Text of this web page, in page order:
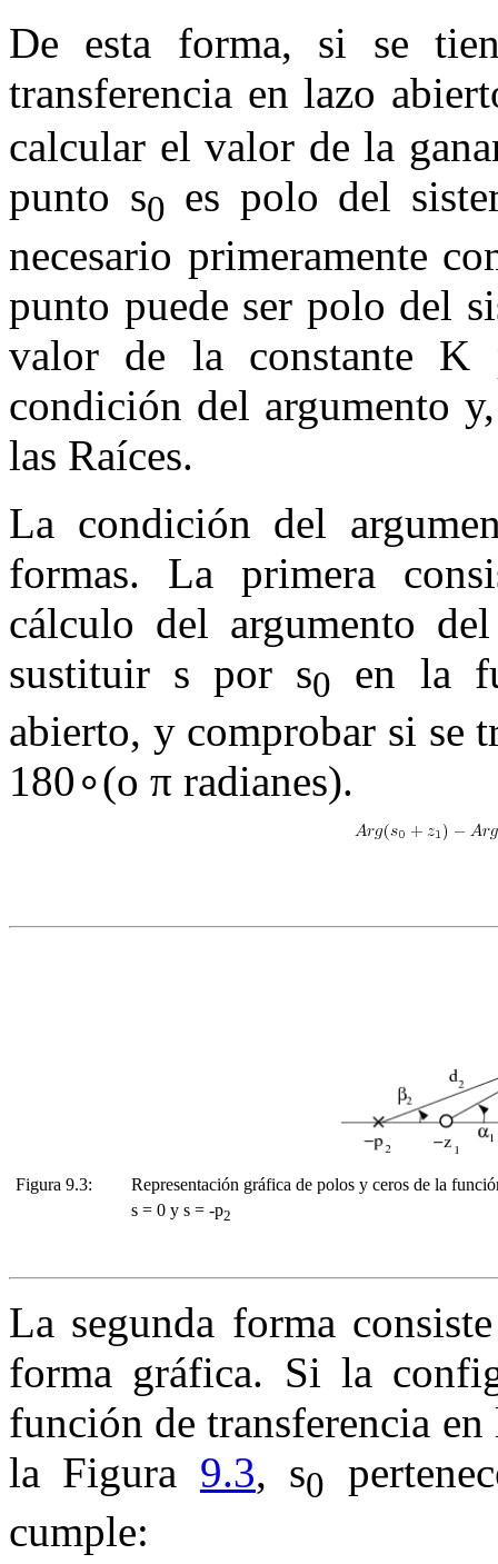
De esta forma, si se
transferencia en lazo
calcular el valor de la
punto s0 es polo del
necesario primeramente
punto puede ser polo del
valor de la constante K
condición del argumento
las Raíces.
La condición del
formas. La primera
cálculo del argumento
sustituir s por s0
en la
abierto, y comprobar si se
180∘(o π radianes).
Figura 9.3:
Representación gráfica de polos y ceros de la
s = 0 y s = -p2
La segunda forma
forma gráfica. Si la
función de transferencia
la Figura 9.3, s0
cumple: